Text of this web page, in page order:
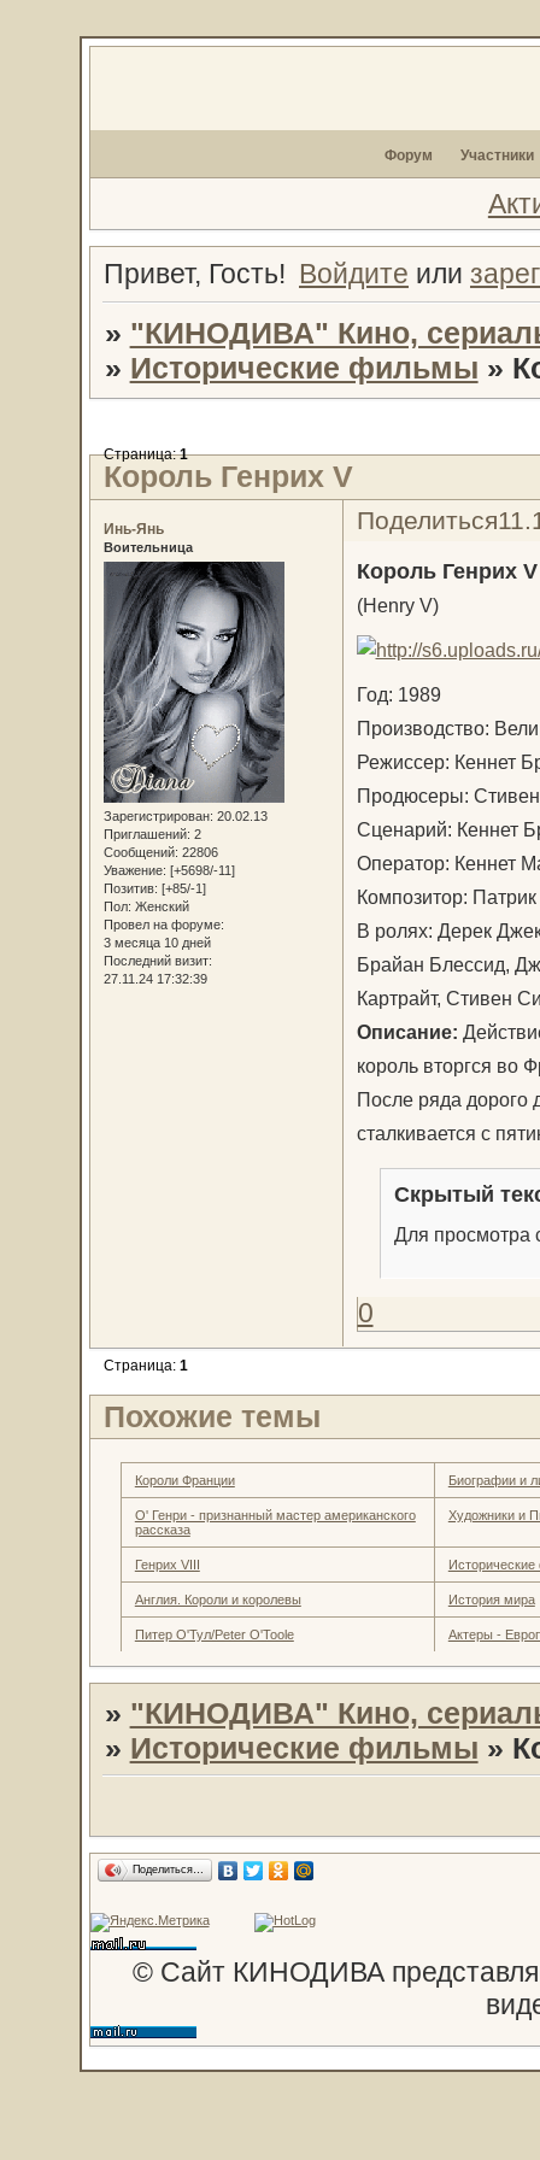
Форум Участники
Привет, Гость! Войдите или
» "КИНОДИВА" Кино,
» Исторические фильмы »
Король Генрих V
Страница:1
Поделиться
Инь-Янь
Воительница
Зарегистрирован: 20.02.13
Приглашений: 2
Сообщений: 22806
Уважение: [+5698/-11]
Позитив: [+85/-1]
Пол: Женский
Провел на форуме:
3 месяца 10 дней
Последний визит:
27.11.24 17:32:39
Король Генрих V
(Henry V)
Год: 1989
Производство:
Режиссер: Кеннет
Продюсеры:
Сценарий: Кеннет
Оператор: Кеннет
Композитор:
В ролях: Дерек
Брайан Блессид,
Картрайт, Стивен
Описание:
король вторгся во
После ряда дорого
сталкивается с
Скрытый
Для просмотра
0
Страница: 1
Похожие темы
Короли Франции Биографии и
О' Генри - признанный мастер американского
рассказа
Художники и
Генрих VIII
Англия. Короли и королевы История мира
Питер О'Тул/Peter O'Toole Актеры -
» "КИНОДИВА" Кино,
» Исторические фильмы »
Поделиться…
© Сайт КИНОДИВА